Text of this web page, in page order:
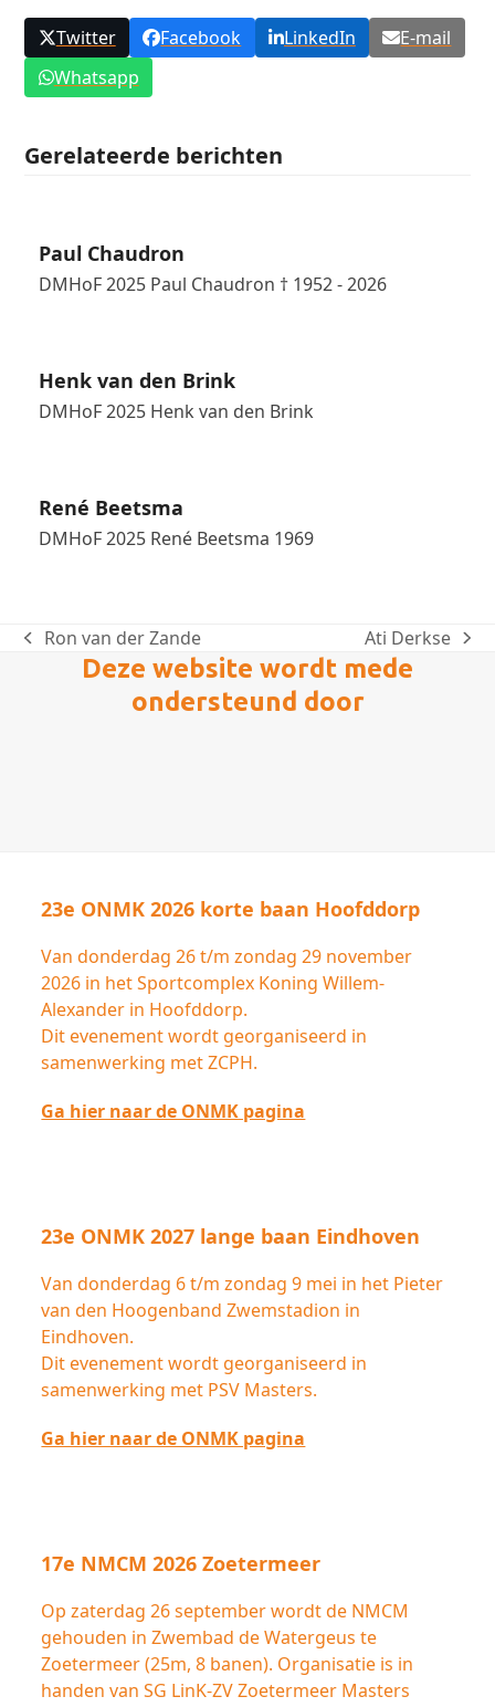
Twitter Facebook LinkedIn
E-mail
Whatsapp
Gerelateerde berichten
Paul Chaudron
DMHoF 2025 Paul Chaudron † 1952 - 2026
Henk van den Brink
DMHoF 2025 Henk van den Brink
René Beetsma
DMHoF 2025 René Beetsma 1969
previous
Ron van der Zande
next
post:
Ati Derkse
Deze website wordt mede
ondersteund door
23e ONMK 2026 korte baan Hoofddorp
Van donderdag 26 t/m zondag 29 november
2026 in het Sportcomplex Koning Willem-
Alexander in Hoofddorp.
Dit evenement wordt georganiseerd in
samenwerking met ZCPH.
Ga hier naar de ONMK pagina
23e ONMK 2027 lange baan Eindhoven
Van donderdag 6 t/m zondag 9 mei in het Pieter
van den Hoogenband Zwemstadion in
Eindhoven.
Dit evenement wordt georganiseerd in
samenwerking met PSV Masters.
Ga hier naar de ONMK pagina
17e NMCM 2026 Zoetermeer
Op zaterdag 26 september wordt de NMCM
gehouden in Zwembad de Watergeus te
Zoetermeer (25m, 8 banen). Organisatie is in
handen van SG LinK-ZV Zoetermeer Masters